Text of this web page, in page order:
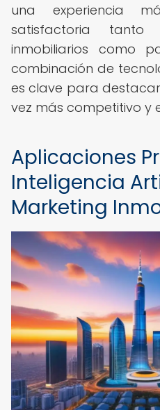
una experiencia
satisfactoria
inmobiliarios como
combinación de
es clave para
vez más competitivo y
Aplicaciones
Inteligencia
Marketing